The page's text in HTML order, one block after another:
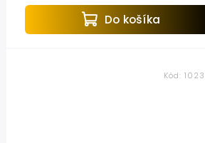
Do košíka
Kód: